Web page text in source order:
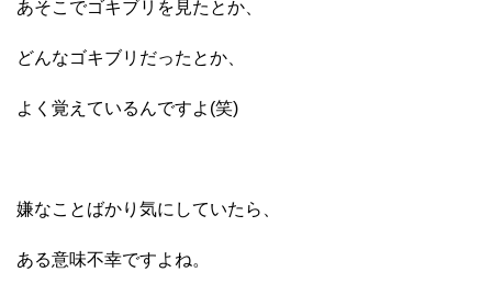
あそこでゴキブリを見たとか、
どんなゴキブリだったとか、
よく覚えているんですよ(笑)
嫌なことばかり気にしていたら、
ある意味不幸ですよね。